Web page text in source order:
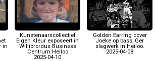
in
Kunstenaarscollectief
Eigen Kleur exposeert in
Willibrordus Business
Centrum Heiloo
2025-04-10
Golden Earring cover
Joeke op bass, Ger
slagwerk in Heiloo.
2025-04-08